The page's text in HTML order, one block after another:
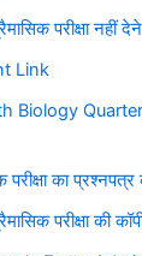
परीक्षा नहीं
Link
Biology
परीक्षा का
परीक्षा की